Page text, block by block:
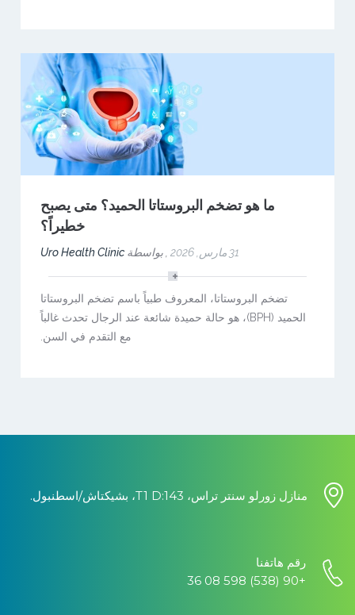
ما هو تضخم البروستاتا الحميد؟ متى يصبح
خطيراً؟
31 مارس, 2026 ,بواسطةUro Health Clinic
تضخم البروستاتا، المعروف طبياً باسم تضخم البروستاتا
الحميد (BPH)، هو حالة حميدة شائعة عند الرجال تحدث غالباً
مع التقدم في السن.
منازل زورلو سنتر تراس، T1 D:143، بشيكتاش/اسطنبول.
رقم هاتفنا
+90 (538) 598 08 36